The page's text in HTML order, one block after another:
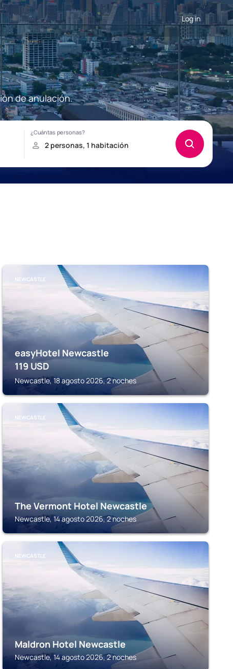
Log in
de anulación.
NEWCASTLE
easyHotel Newcastle
119 USD
Newcastle, 18 agosto 2026, 2 noches
NEWCASTLE
The Vermont Hotel Newcastle
Newcastle, 14 agosto 2026, 2 noches
NEWCASTLE
Maldron Hotel Newcastle
Newcastle, 14 agosto 2026, 2 noches